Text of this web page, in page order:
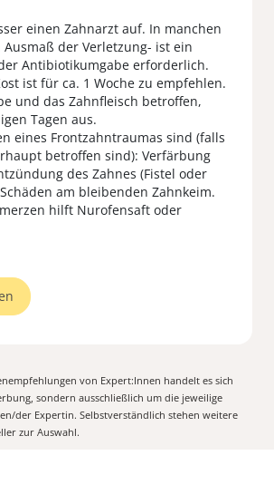
einen Zahnarzt auf. In manchen
Ausmaß der Verletzung- ist ein
Antibiotikumgabe erforderlich.
ist für ca. 1 Woche zu empfehlen.
und das Zahnfleisch betroffen,
Tagen aus.
eines Frontzahntraumas sind (falls
betroffen sind): Verfärbung
des Zahnes (Fistel oder
am bleibenden Zahnkeim.
hilft Nurofensaft oder
von Expert:Innen handelt es sich
sondern ausschließlich um die jeweilige
der Expertin. Selbstverständlich stehen weitere
zur Auswahl.